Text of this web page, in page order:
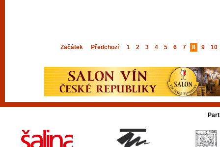
Začátek Předchozí 1 2 3 4 5 6 7 8 9 10